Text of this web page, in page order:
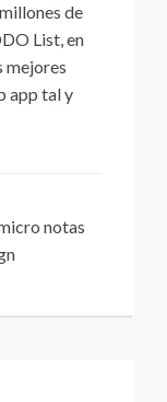
de
List, en
mejores
app tal y
notas